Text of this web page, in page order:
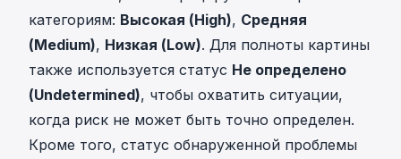
категориям: Высокая (High), Средняя
(Medium), Низкая (Low). Для полноты картины
также используется статус Не определено
(Undetermined), чтобы охватить ситуации,
когда риск не может быть точно определен.
Кроме того, статус обнаруженной проблемы